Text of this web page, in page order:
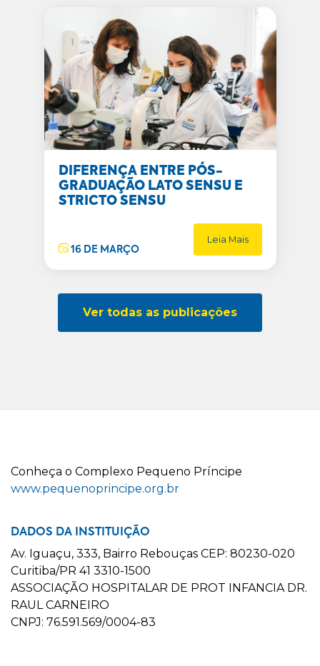
DIFERENÇA ENTRE PÓS-
GRADUAÇÃO LATO SENSU E
STRICTO SENSU
16 DE MARÇO
Leia Mais
Ver todas as publicações
Conheça o Complexo Pequeno Príncipe
www.pequenoprincipe.org.br
DADOS DA INSTITUIÇÃO
Av. Iguaçu, 333, Bairro Rebouças CEP: 80230-020
Curitiba/PR 41 3310-1500
ASSOCIAÇÃO HOSPITALAR DE PROT INFANCIA DR.
RAUL CARNEIRO
CNPJ: 76.591.569/0004-83